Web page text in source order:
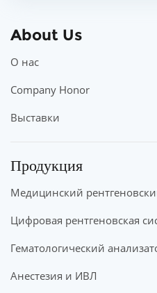
About Us
О нас
Company Honor
Выставки
Продукция
Медицинский
Цифровая рентгеновская
Гематологический
Анестезия и ИВЛ